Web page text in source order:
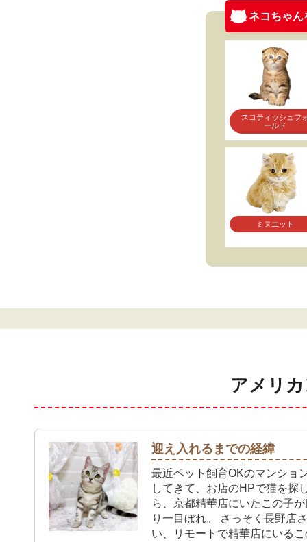
ネコちゃん
スコティッシュフ
ールド
ミヌエット
アメリ
迎え入れるまでの経緯
最近ペット飼育OKのマンショ
してきて、お店のHPで猫を探
ら、京都精華店にいたこの子
り一目ぼれ。 さっそく長野店
い、リモートで精華店にいる